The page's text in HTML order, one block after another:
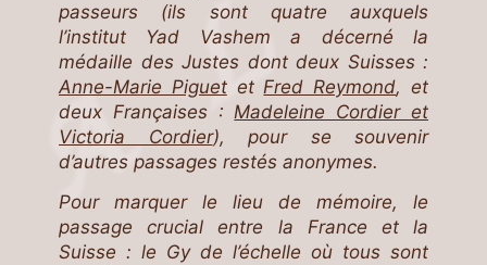
passeurs (ils sont quatre auxquels
l’institut Yad Vashem a décerné la
médaille des Justes dont deux Suisses :
Anne-Marie PiguetetFred Reymond, et
deux Françaises :Madeleine Cordier et
Victoria Cordier), pour se souvenir
d’autres passages restés anonymes.
Pour marquer le lieu de mémoire, le
passage crucial entre la France et la
Suisse : le Gy de l’échelle où tous sont